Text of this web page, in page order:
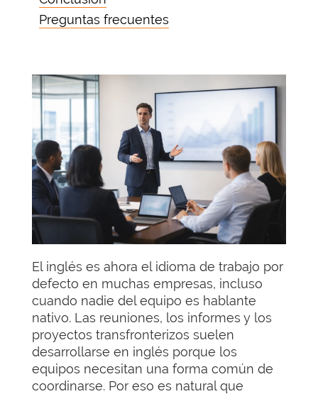
Preguntas frecuentes
El inglés es ahora el idioma de trabajo por
defecto en muchas empresas, incluso
cuando nadie del equipo es hablante
nativo. Las reuniones, los informes y los
proyectos transfronterizos suelen
desarrollarse en inglés porque los
equipos necesitan una forma común de
coordinarse. Por eso es natural que